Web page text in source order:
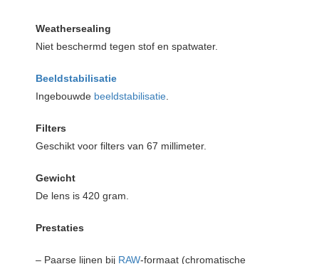
Weathersealing
Niet beschermd tegen stof en spatwater.
Beeldstabilisatie
Ingebouwde beeldstabilisatie.
Filters
Geschikt voor filters van 67 millimeter.
Gewicht
De lens is 420 gram.
Prestaties
– Paarse lijnen bij RAW-formaat (chromatische